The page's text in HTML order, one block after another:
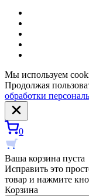
Мы используем
Продолжая
обработки
0
Ваша корзина пуста
Исправить это
товар и нажмите
Корзина